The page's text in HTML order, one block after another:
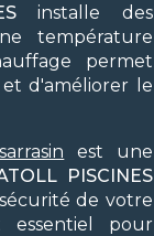
installe des
température
permet
d'améliorer le
est une
PISCINES
de votre
essentiel pour